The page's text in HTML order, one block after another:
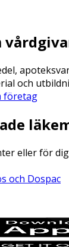
och
företag
eller för
och Dospac